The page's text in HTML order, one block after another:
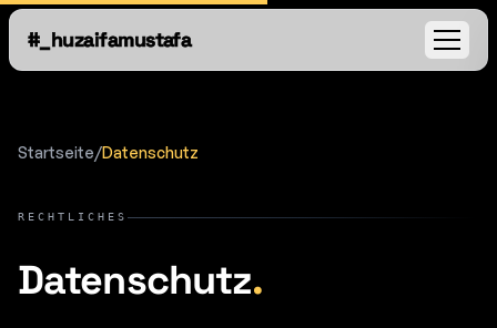
#_huzaifamustafa Open
Startseite/Datenschutz
RECHTLICHES
Datenschutz.